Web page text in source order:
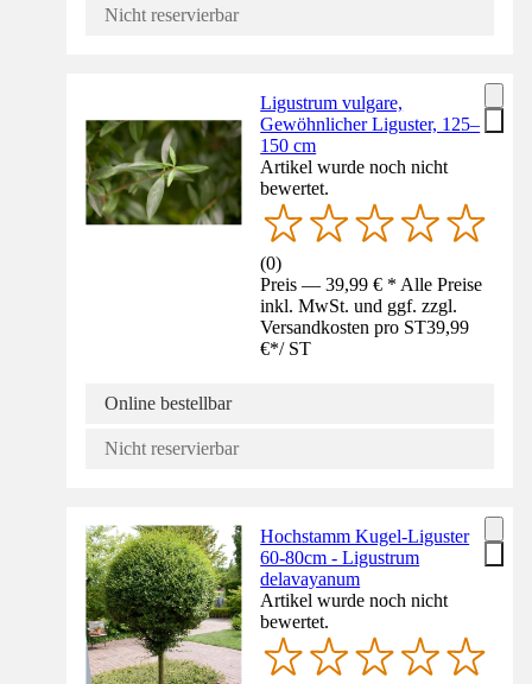
Nicht reservierbar
Ligustrum vulgare,
Gewöhnlicher Liguster, 125–
150 cm
Artikel wurde noch nicht
bewertet.
(0)
Preis — 39,99 € * Alle Preise
inkl. MwSt. und ggf. zzgl.
Versandkosten pro ST39,99
€*/ ST
Online bestellbar
Nicht reservierbar
Hochstamm Kugel-Liguster
60-80cm - Ligustrum
delavayanum
Artikel wurde noch nicht
bewertet.